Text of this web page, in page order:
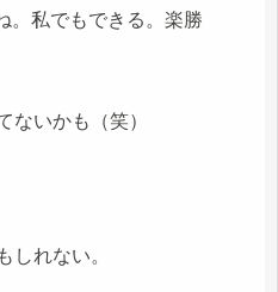
。私でもできる。楽勝
ないかも（笑）
しれない。